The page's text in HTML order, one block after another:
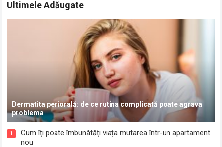
Ultimele Adăugate
Dermatita periorală: de ce rutina complicată poate agrava
problema
1
Cum îți poate îmbunătăți viața mutarea într-un apartament
nou